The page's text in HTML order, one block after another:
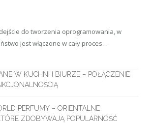
do tworzenia oprogramowania, w
jest włączone w cały proces…
W KUCHNI I BIURZE – POŁĄCZENIE
PERFUMY – ORIENTALNE
ZDOBYWAJĄ POPULARNOŚĆ